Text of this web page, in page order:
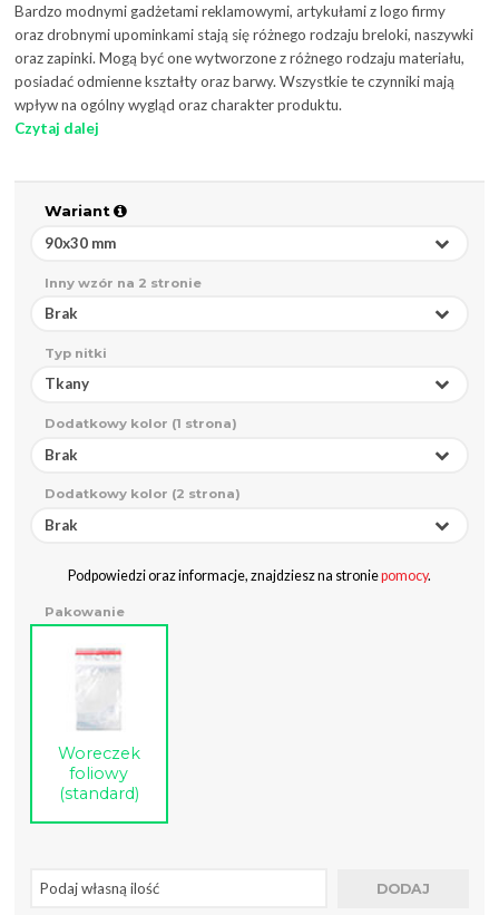
Bardzo modnymi gadżetami reklamowymi, artykułami z logo firmy
oraz drobnymi upominkami stają się różnego rodzaju breloki, naszywki
oraz zapinki. Mogą być one wytworzone z różnego rodzaju materiału,
posiadać odmienne kształty oraz barwy. Wszystkie te czynniki mają
wpływ na ogólny wygląd oraz charakter produktu.
Czytaj dalej
Wariant
90x30 mm
Inny wzór na 2 stronie
Brak
Typ nitki
Tkany
Dodatkowy kolor (1 strona)
Brak
Dodatkowy kolor (2 strona)
Brak
Podpowiedzi oraz informacje, znajdziesz na stroniepomocy.
Pakowanie
Woreczek
foliowy
(standard)